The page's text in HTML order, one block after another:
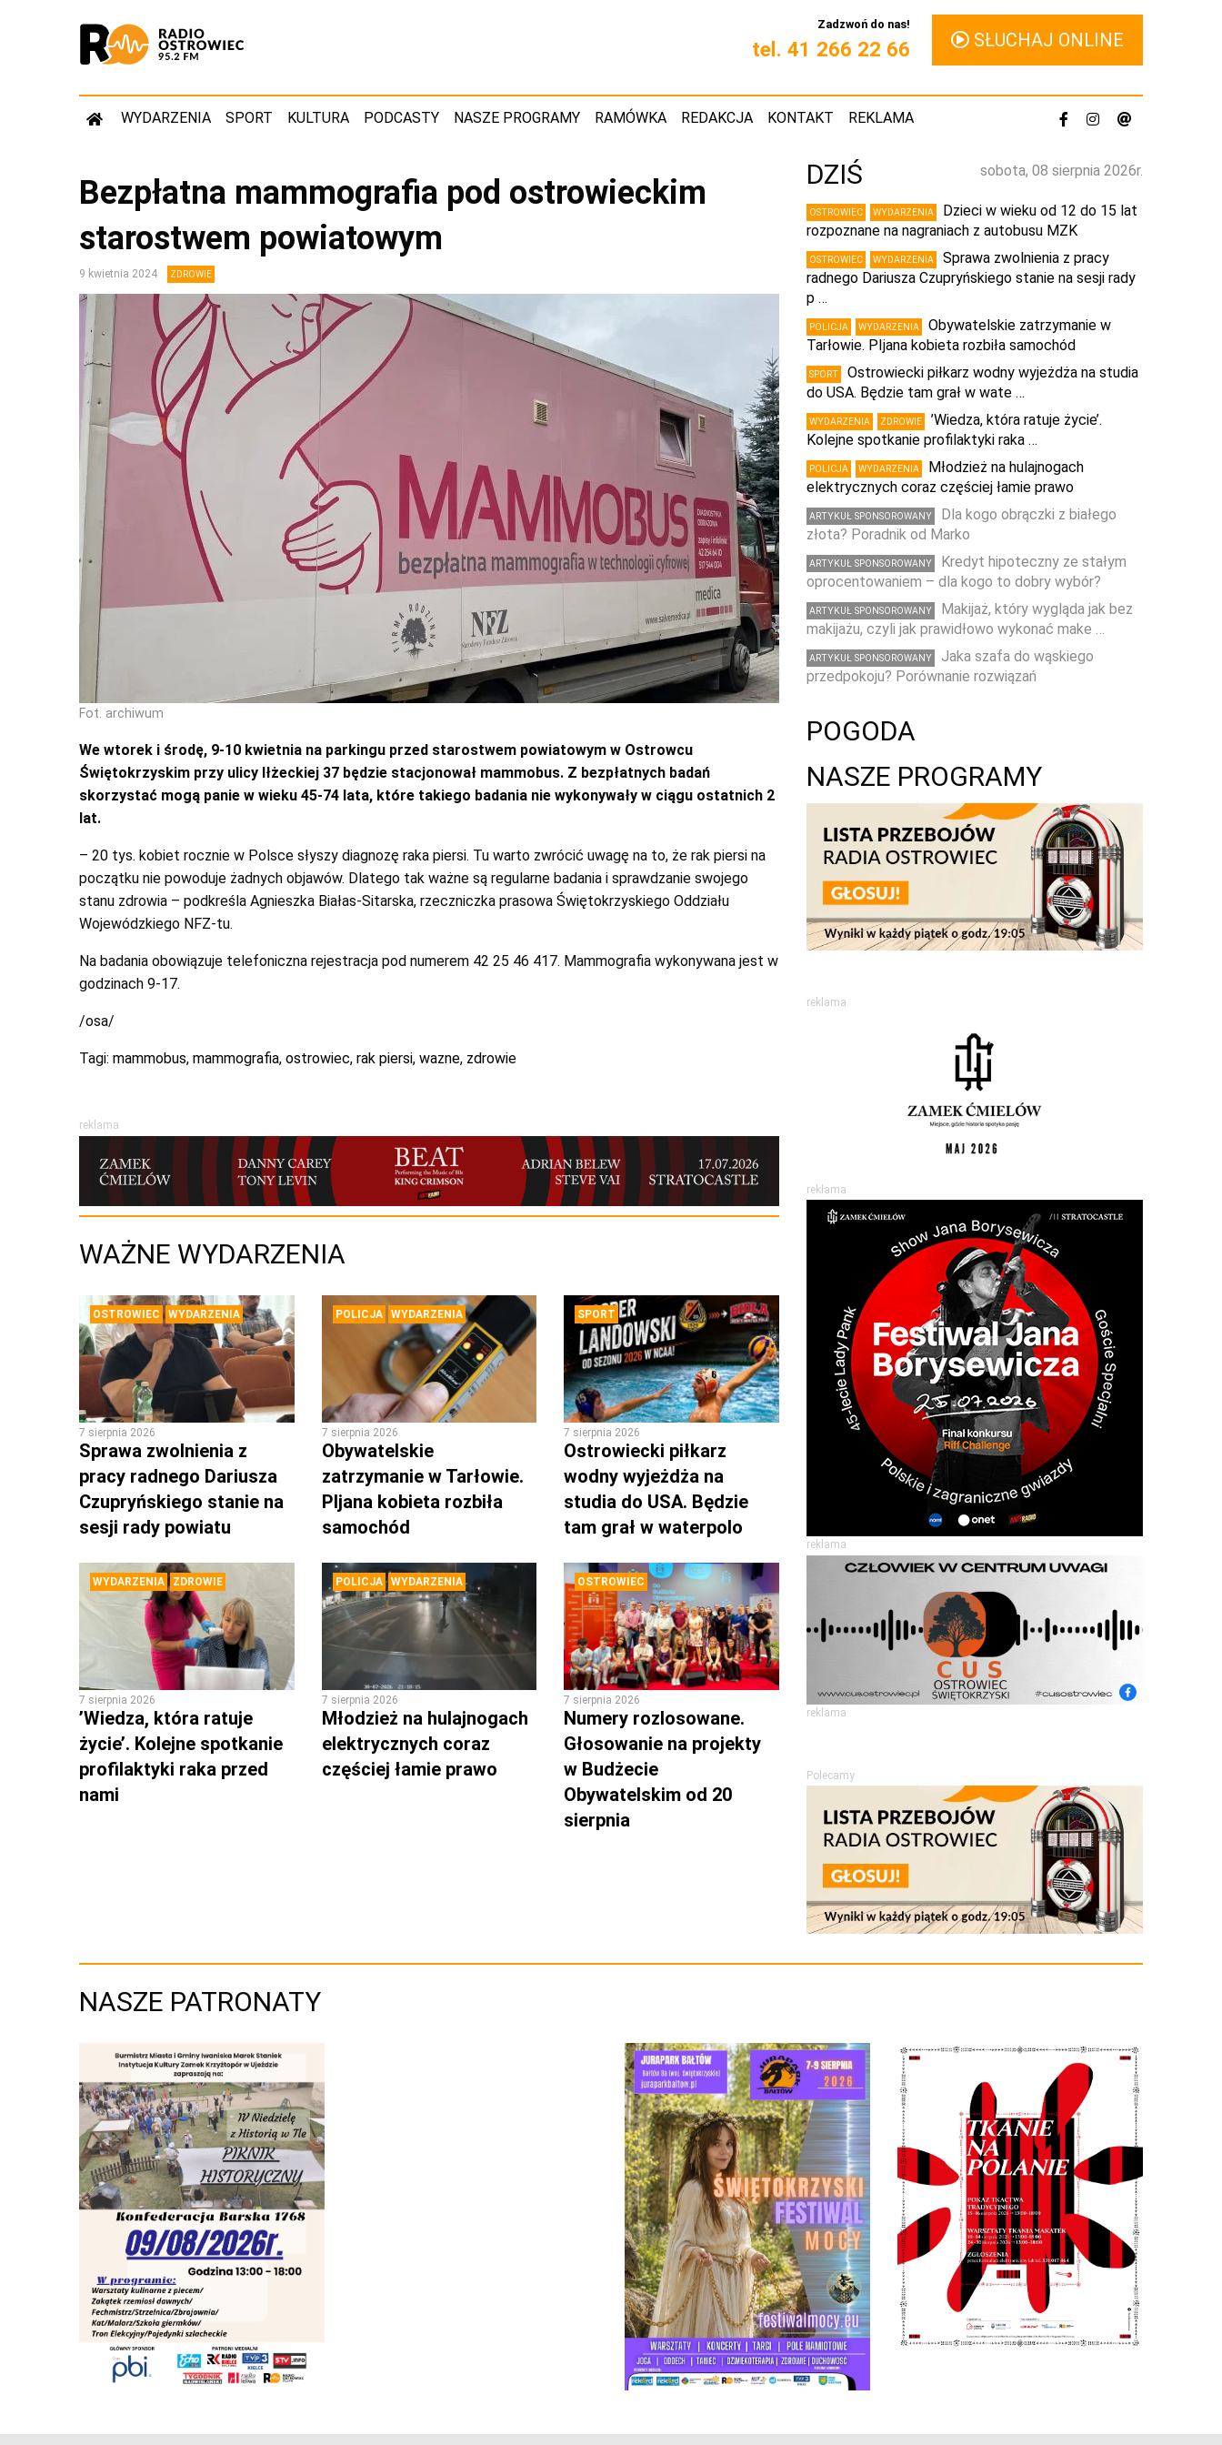
Zadzwoń do nas!
tel. 41 266 22 66 SŁUCHAJ ONLINE
WYDARZENIA SPORT KULTURA PODCASTY NASZE PROGRAMY RAMÓWKA REDAKCJA KONTAKT REKLAMA
Bezpłatna mammografia pod ostrowieckim
starostwem powiatowym
9 kwietnia 2024 ZDROWIE
Fot. archiwum
We wtorek i środę, 9-10 kwietnia na parkingu przed starostwem powiatowym w Ostrowcu
Świętokrzyskim przy ulicy Iłżeckiej 37 będzie stacjonował mammobus. Z bezpłatnych badań
skorzystać mogą panie w wieku 45-74 lata, które takiego badania nie wykonywały w ciągu ostatnich 2
lat.
– 20 tys. kobiet rocznie w Polsce słyszy diagnozę raka piersi. Tu warto zwrócić uwagę na to, że rak piersi na
początku nie powoduje żadnych objawów. Dlatego tak ważne są regularne badania i sprawdzanie swojego
stanu zdrowia – podkreśla Agnieszka Białas-Sitarska, rzeczniczka prasowa Świętokrzyskiego Oddziału
Wojewódzkiego NFZ-tu.
Na badania obowiązuje telefoniczna rejestracja pod numerem 42 25 46 417. Mammografia wykonywana jest w
godzinach 9-17.
/osa/
Tagi: mammobus, mammografia, ostrowiec, rak piersi, wazne, zdrowie
reklama
WAŻNE WYDARZENIA
OSTROWIEC WYDARZENIA
7 sierpnia 2026
Sprawa zwolnienia z
pracy radnego Dariusza
Czupryńskiego stanie na
sesji rady powiatu
POLICJA WYDARZENIA
7 sierpnia 2026
Obywatelskie
zatrzymanie w Tarłowie.
PIjana kobieta rozbiła
samochód
SPORT
7 sierpnia 2026
Ostrowiecki piłkarz
wodny wyjeżdża na
studia do USA. Będzie
tam grał w waterpolo
WYDARZENIA ZDROWIE
7 sierpnia 2026
’Wiedza, która ratuje
życie’. Kolejne spotkanie
profilaktyki raka przed
nami
POLICJA WYDARZENIA
7 sierpnia 2026
Młodzież na hulajnogach
elektrycznych coraz
częściej łamie prawo
OSTROWIEC
7 sierpnia 2026
Numery rozlosowane.
Głosowanie na projekty
w Budżecie
Obywatelskim od 20
sierpnia
sobota, 08 sierpnia 2026r.
DZIŚ
OSTROWIEC WYDARZENIA
Dzieci w wieku od 12 do 15 lat
rozpoznane na nagraniach z autobusu MZK
OSTROWIEC WYDARZENIA
Sprawa zwolnienia z pracy
radnego Dariusza Czupryńskiego stanie na sesji rady
p …
POLICJA WYDARZENIA
Obywatelskie zatrzymanie w
Tarłowie. PIjana kobieta rozbiła samochód
SPORT
Ostrowiecki piłkarz wodny wyjeżdża na studia
do USA. Będzie tam grał w wate …
WYDARZENIA ZDROWIE
’Wiedza, która ratuje życie’.
Kolejne spotkanie profilaktyki raka …
POLICJA WYDARZENIA
Młodzież na hulajnogach
elektrycznych coraz częściej łamie prawo
ARTYKUŁ SPONSOROWANY
Dla kogo obrączki z białego
złota? Poradnik od Marko
ARTYKUŁ SPONSOROWANY
Kredyt hipoteczny ze stałym
oprocentowaniem – dla kogo to dobry wybór?
ARTYKUŁ SPONSOROWANY
Makijaż, który wygląda jak bez
makijażu, czyli jak prawidłowo wykonać make …
ARTYKUŁ SPONSOROWANY
Jaka szafa do wąskiego
przedpokoju? Porównanie rozwiązań
POGODA
NASZE PROGRAMY
reklama
reklama
reklama
reklama
Polecamy
NASZE PATRONATY